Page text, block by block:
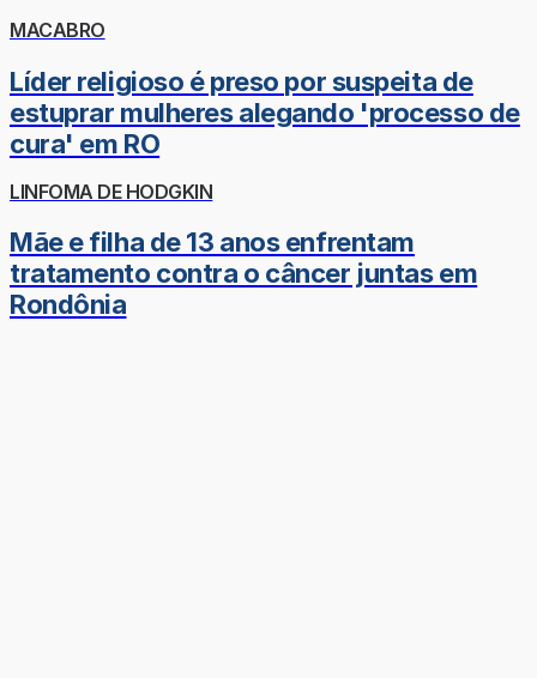
MACABRO
Líder religioso é preso por suspeita de
estuprar mulheres alegando 'processo de
cura' em RO
LINFOMA DE HODGKIN
Mãe e filha de 13 anos enfrentam
tratamento contra o câncer juntas em
Rondônia